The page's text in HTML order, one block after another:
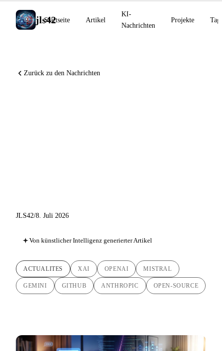
jls42
Startseite Artikel
KI-
Nachrichten
Projekte
Zurück zu den Nachrichten
JLS42/8. Juli 2026
Von künstlicher Intelligenz generierter Artikel
ACTUALITES XAI OPENAI MISTRAL
GEMINI GITHUB ANTHROPIC OPEN-SOURCE